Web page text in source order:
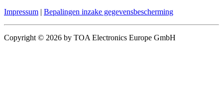
Impressum | Bepalingen inzake gegevensbescherming
Copyright © 2026 by TOA Electronics Europe GmbH